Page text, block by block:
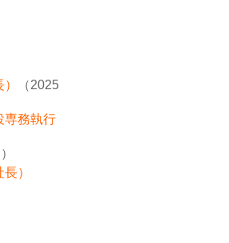
（2025
専務執行
）